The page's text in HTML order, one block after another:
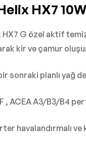
HX7
HX7 G özel aktif
kir ve çamur
sonraki planlı yağ
, ACEA A3/B3/B4
havalandırmalı